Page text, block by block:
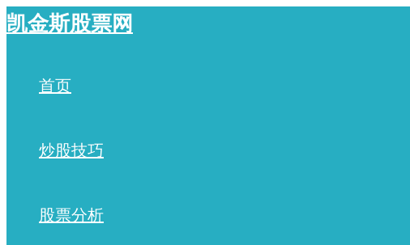
跳
至
凯金斯股票网
首页
炒股技巧
股票分析